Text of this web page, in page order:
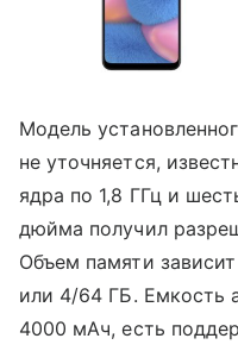
Модель
не уточняется,
ядра по 1,8 ГГц и
дюйма получил
Объем памяти
или 4/64 ГБ. Емкость
4000 мАч, есть